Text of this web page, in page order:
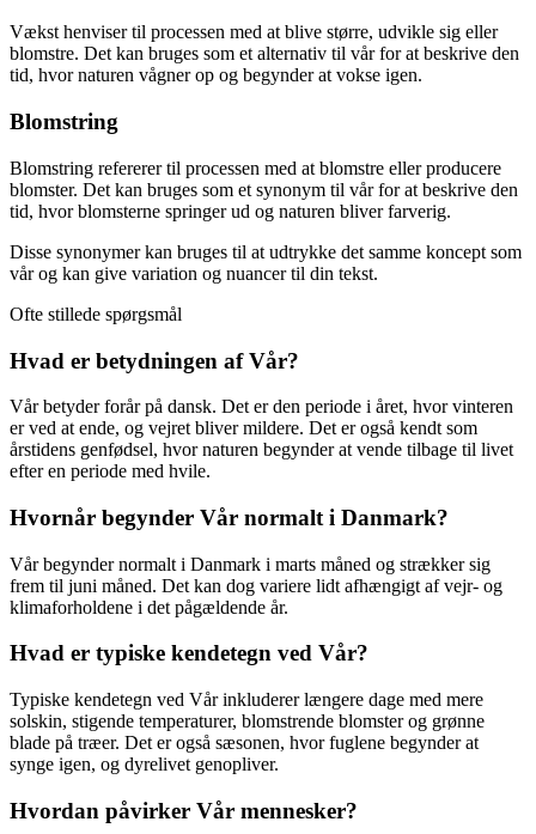
Vækst henviser til processen med at blive større, udvikle sig eller
blomstre. Det kan bruges som et alternativ til vår for at beskrive den
tid, hvor naturen vågner op og begynder at vokse igen.
Blomstring
Blomstring refererer til processen med at blomstre eller producere
blomster. Det kan bruges som et synonym til vår for at beskrive den
tid, hvor blomsterne springer ud og naturen bliver farverig.
Disse synonymer kan bruges til at udtrykke det samme koncept som
vår og kan give variation og nuancer til din tekst.
Ofte stillede spørgsmål
Hvad er betydningen af ​​Vår?
Vår betyder forår på dansk. Det er den periode i året, hvor vinteren
er ved at ende, og vejret bliver mildere. Det er også kendt som
årstidens genfødsel, hvor naturen begynder at vende tilbage til livet
efter en periode med hvile.
Hvornår begynder Vår normalt i Danmark?
Vår begynder normalt i Danmark i marts måned og strækker sig
frem til juni måned. Det kan dog variere lidt afhængigt af vejr- og
klimaforholdene i det pågældende år.
Hvad er typiske kendetegn ved Vår?
Typiske kendetegn ved Vår inkluderer længere dage med mere
solskin, stigende temperaturer, blomstrende blomster og grønne
blade på træer. Det er også sæsonen, hvor fuglene begynder at
synge igen, og dyrelivet genopliver.
Hvordan påvirker Vår mennesker?